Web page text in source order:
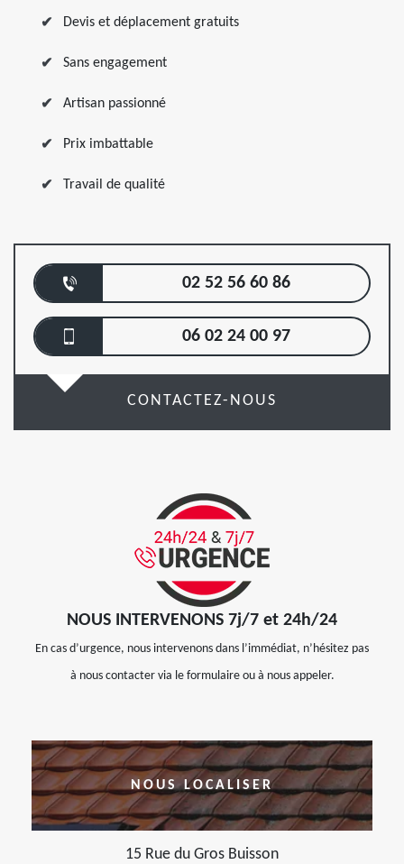
Devis et déplacement gratuits
Sans engagement
Artisan passionné
Prix imbattable
Travail de qualité
02 52 56 60 86
06 02 24 00 97
CONTACTEZ-NOUS
NOUS INTERVENONS 7j/7 et 24h/24
En cas d’urgence, nous intervenons dans l’immédiat, n’hésitez pas
à nous contacter via le formulaire ou à nous appeler.
NOUS LOCALISER
15 Rue du Gros Buisson